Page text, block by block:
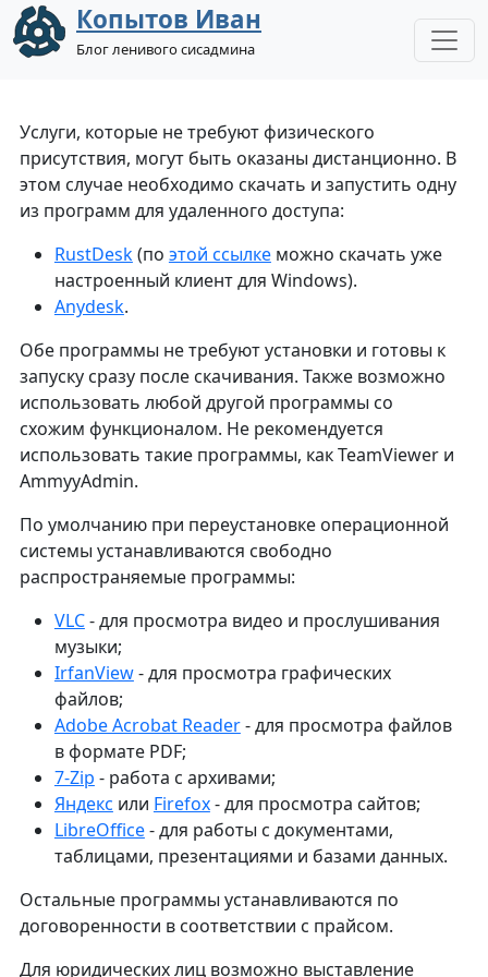
Копытов Иван
Блог ленивого сисадмина
Услуги, которые не требуют физического
присутствия, могут быть оказаны дистанционно. В
этом случае необходимо скачать и запустить одну
из программ для удаленного доступа:
RustDesk(по этой ссылкеможно скачать уже
настроенный клиент для Windows).
Anydesk.
Обе программы не требуют установки и готовы к
запуску сразу после скачивания. Также возможно
использовать любой другой программы со
схожим функционалом. Не рекомендуется
использовать такие программы, как TeamViewer и
AmmyyAdmin.
По умолчанию при переустановке операционной
системы устанавливаются свободно
распространяемые программы:
VLC- для просмотра видео и прослушивания
музыки;
IrfanView- для просмотра графических
файлов;
Adobe Acrobat Reader- для просмотра файлов
в формате PDF;
7-Zip - работа с архивами;
Яндекс или Firefox- для проcмотра сайтов;
LibreOffice- для работы с документами,
таблицами, презентациями и базами данных.
Остальные программы устанавливаются по
договоренности в соответствии с прайсом.
Для юридических лиц возможно выставление